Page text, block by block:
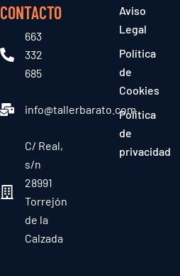
CONTACTO
663
332
685
info@tallerbarato.com
C/ Real,
s/n
28991
Torrejón
de la
Calzada
Aviso
Legal
Política
de
Cookies
Política
de
privacidad